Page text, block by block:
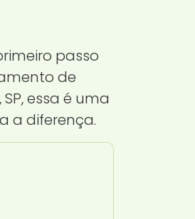
passo
de
essa é uma
a diferença.